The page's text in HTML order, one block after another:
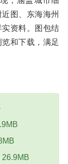
图、东海海州
资料。图包结
和下载，满足